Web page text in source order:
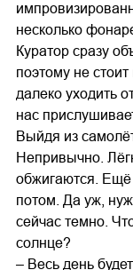
несколько
Куратор сразу
поэтому не
далеко уходить
нас
Выйдя из
Непривычно.
обжигаются. Ещё
потом. Да уж,
сейчас темно.
солнце?
– Весь день